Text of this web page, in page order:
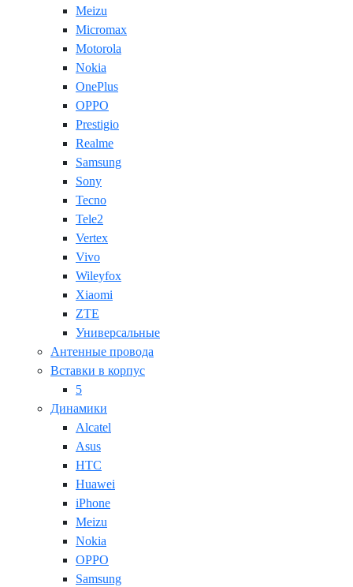
Meizu
Micromax
Motorola
Nokia
OnePlus
OPPO
Prestigio
Realme
Samsung
Sony
Tecno
Tele2
Vertex
Vivo
Wileyfox
Xiaomi
ZTE
Универсальные
Антенные провода
Вставки в корпус
5
Динамики
Alcatel
Asus
HTC
Huawei
iPhone
Meizu
Nokia
OPPO
Samsung